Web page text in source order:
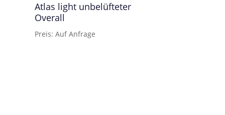
Atlas light unbelüfteter
Overall
Preis: Auf Anfrage